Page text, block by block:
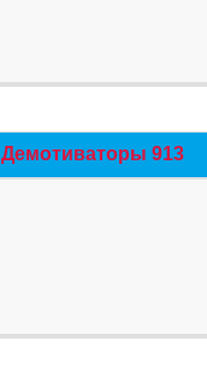
Демотиваторы 913